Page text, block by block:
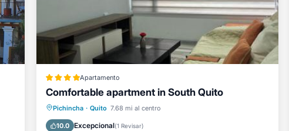
Apartamento
Comfortable apartment in South Quito
Pichincha · Quito 7.68 mi al centro
10.0 Excepcional(1 Revisar)
Aparcamiento Vistas
Se admiten mascotas